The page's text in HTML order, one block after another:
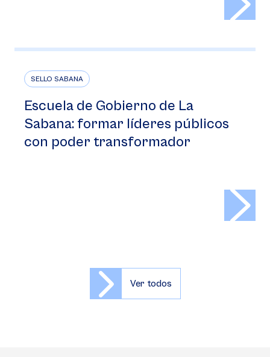
SELLO SABANA
Escuela de Gobierno de La
Sabana: formar líderes públicos
con poder transformador
Ver todos